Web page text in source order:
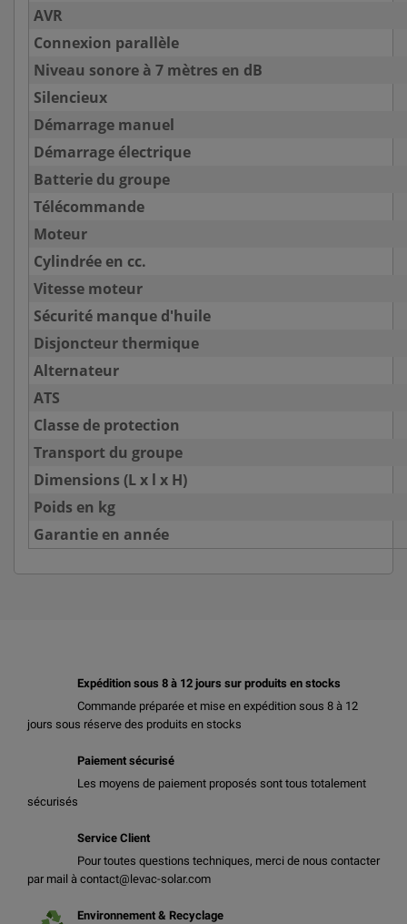
AVR
Connexion parallèle
Niveau sonore à 7 mètres en dB
Silencieux
Démarrage manuel
Démarrage électrique
Batterie du groupe
Télécommande
Moteur
Cylindrée en cc.
Vitesse moteur
Sécurité manque d'huile
Disjoncteur thermique
Alternateur
ATS
Classe de protection
Transport du groupe
Dimensions (L x l x H)
Poids en kg
Garantie en année
Expédition sous 8 à 12 jours sur produits en stocks
Commande préparée et mise en expédition sous 8 à 12
jours sous réserve des produits en stocks
Paiement sécurisé
Les moyens de paiement proposés sont tous totalement
sécurisés
Service Client
Pour toutes questions techniques, merci de nous contacter
par mail à contact@levac-solar.com
Environnement & Recyclage